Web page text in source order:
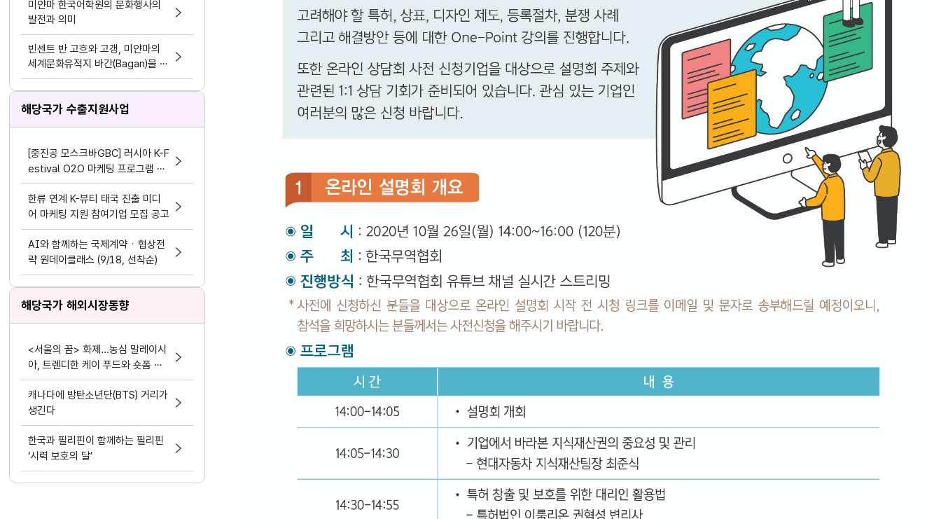
미얀마 한국어학원의 문화행사의
발전과 의미
빈센트 반 고흐와 고갱, 미얀마의
세계문화유적지 바간(Bagan)을 방
문하다
해당국가 수출지원사업
[중진공 모스크바GBC] 러시아 K-F
estival O2O 마케팅 프로그램 참
여기업 모집 공고(~8.19)
한류 연계 K-뷰티 태국 진출 미디
어 마케팅 지원 참여기업 모집 공고
AI와 함께하는 국제계약ㆍ협상전
략 원데이클래스 (9/18, 선착순)
해당국가 해외시장동향
<서울의 꿈> 화제...농심 말레이시
아, 트렌디한 케이 푸드와 숏폼 마
케팅 결합
캐나다에 방탄소년단(BTS) 거리가
생긴다
한국과 필리핀이 함께하는 필리핀
‘시력 보호의 달’